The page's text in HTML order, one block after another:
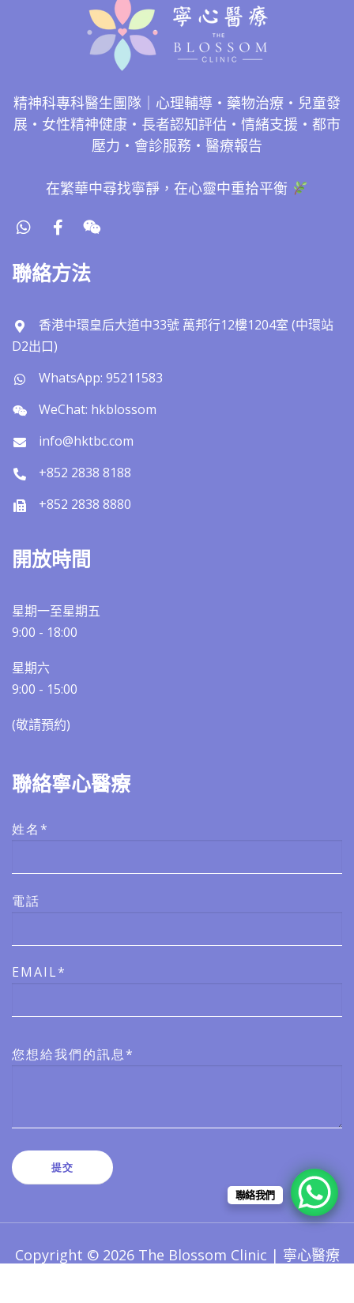
精神科專科醫生團隊｜心理輔導・藥物治療・兒童發
展・女性精神健康・長者認知評估・情緒支援・都市
壓力・會診服務・醫療報告
在繁華中尋找寧靜，在心靈中重拾平衡
聯絡方法
香港中環皇后大道中33號 萬邦行12樓1204室 (中環站
D2出口)
WhatsApp: 95211583
WeChat: hkblossom
info@hktbc.com
+852 2838 8188
+852 2838 8880
開放時間
星期一至星期五
9:00 - 18:00
星期六
9:00 - 15:00
(敬請預約)​​
聯絡寧心醫療
姓名*
電話
EMAIL*
您想給我們的訊息*
Copyright © 2026 The Blossom Clinic | 寧心醫療
聯絡我們